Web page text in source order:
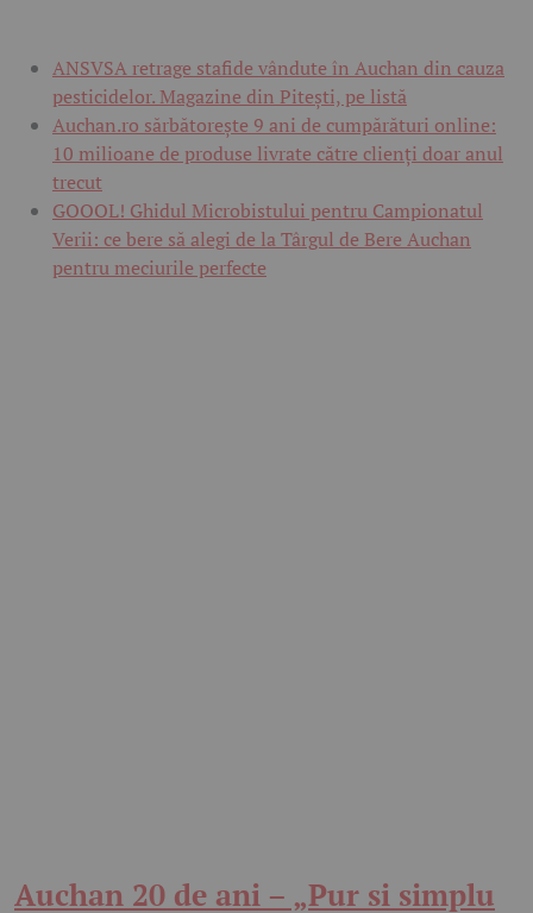
ANSVSA retrage stafide vândute în Auchan din cauza
pesticidelor. Magazine din Pitești, pe listă
Auchan.ro sărbătorește 9 ani de cumpărături online:
10 milioane de produse livrate către clienți doar anul
trecut
GOOOL! Ghidul Microbistului pentru Campionatul
Verii: ce bere să alegi de la Târgul de Bere Auchan
pentru meciurile perfecte
Auchan 20 de ani – „Pur si simplu